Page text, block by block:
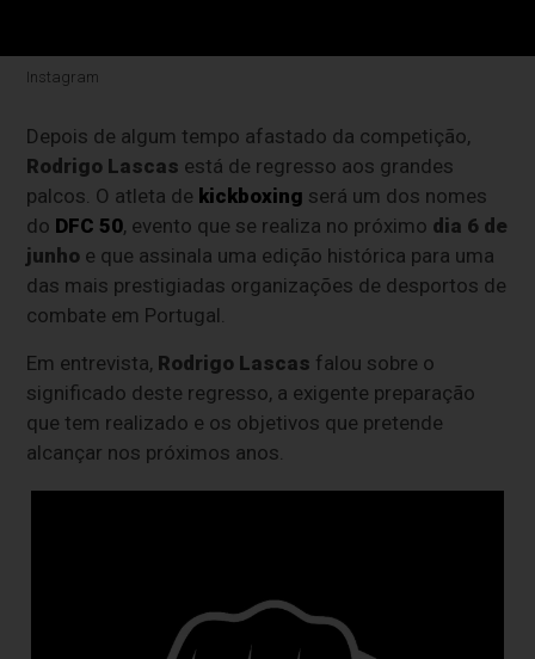
Instagram
Depois de algum tempo afastado da competição,
Rodrigo Lascas está de regresso aos grandes
palcos. O atleta de kickboxing será um dos nomes
do DFC 50, evento que se realiza no próximo dia 6 de
junho e que assinala uma edição histórica para uma
das mais prestigiadas organizações de desportos de
combate em Portugal.
Em entrevista, Rodrigo Lascas falou sobre o
significado deste regresso, a exigente preparação
que tem realizado e os objetivos que pretende
alcançar nos próximos anos.